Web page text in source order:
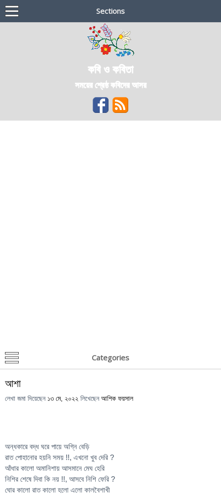
Sections
কবি ও কবিতা
সময়ের শ্রেষ্ঠ কবিদের আসর
Categories
আশা
লেখা জমা দিয়েছেন ১৩ মে, ২০২২ লিখেছেন আশিক ফয়সাল
অন্ধকারে বদ্ধ ঘরে পায়ে অগ্নি বেড়ি
রাত পোহানোর হয়নি সময় !!, এখনো খুব দেরি ?
আঁধার কালো অমানিশায় আসমানে মেঘ হেরি
নিশির শেষে দিবা কি নয় !!, আসবে নিশি ফেরি ?
ঘোর কালো রাত কালো হলো এলো কালবৈশাখী